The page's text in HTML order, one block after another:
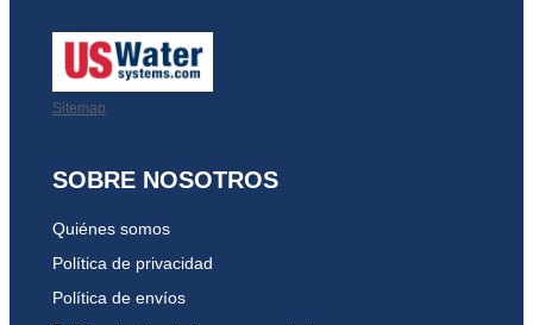
Sitemap
SOBRE NOSOTROS
Quiénes somos
Política de privacidad
Política de envíos